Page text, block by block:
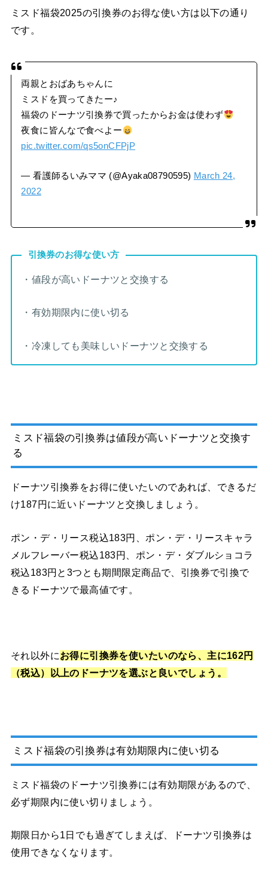
ミスド福袋2025の引換券のお得な使い方は以下の通り
です。
両親とおばあちゃんに
ミスドを買ってきたー♪
福袋のドーナツ引換券で買ったからお金は使わず
夜食に皆んなで食べよー
pic.twitter.com/qs5onCFPjP
— 看護師るいみママ (@Ayaka08790595) March 24,
2022
引換券のお得な使い方
・値段が高いドーナツと交換する
・有効期限内に使い切る
・冷凍しても美味しいドーナツと交換する
ミスド福袋の引換券は値段が高いドーナツと交換す
る
ドーナツ引換券をお得に使いたいのであれば、できるだ
け187円に近いドーナツと交換しましょう。
ポン・デ・リース税込183円、ポン・デ・リースキャラ
メルフレーバー税込183円、ポン・デ・ダブルショコラ
税込183円 と3つとも期間限定商品で、引換券で引換で
きるドーナツで最高値です。
それ以外にお得に引換券を使いたいのなら、主に162円
（税込）以上のドーナツを選ぶと良いでしょう。
ミスド福袋の引換券は有効期限内に使い切る
ミスド福袋のドーナツ引換券には有効期限があるので、
必ず期限内に使い切りましょう。
期限日から1日でも過ぎてしまえば、ドーナツ引換券は
使用できなくなります。